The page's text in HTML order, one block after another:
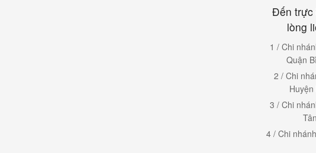
Đến trực
lòng
1 / Chi
Quận
2 / Chi
3 / Chi
4 / Chi